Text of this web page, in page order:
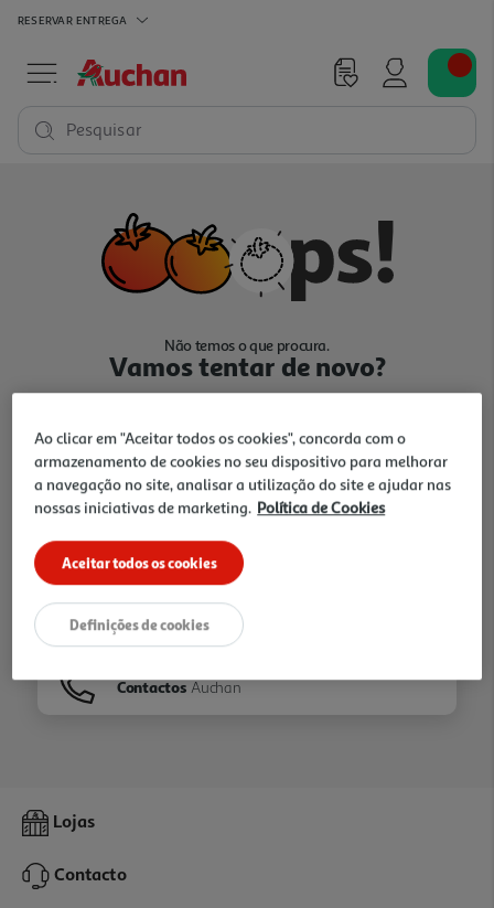
RESERVAR ENTREGA
Pesquisar
Não temos o que procura.
Vamos tentar de novo?
Ir para Homepage
Folhetos
Contactos Auchan
Lojas
Contacto
Ao clicar em "Aceitar todos os cookies", concorda com o
armazenamento de cookies no seu dispositivo para melhorar
a navegação no site, analisar a utilização do site e ajudar nas
nossas iniciativas de marketing. Política de Cookies
Aceitar todos os cookies
Definições de cookies